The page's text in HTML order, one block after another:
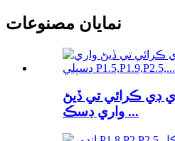
نمايان مصنوعات
ڊي ڪرائي تي ڏيڻ
واري ڊسڪ ...